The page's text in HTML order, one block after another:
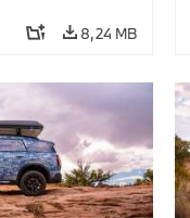
8,24 MB